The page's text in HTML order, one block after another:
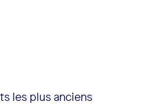
les plus anciens